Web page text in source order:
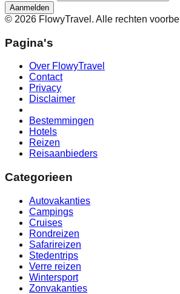
Aanmelden
© 2026 FlowyTravel. Alle rechten
Pagina's
Over FlowyTravel
Contact
Privacy
Disclaimer
Bestemmingen
Hotels
Reizen
Reisaanbieders
Categorieen
Autovakanties
Campings
Cruises
Rondreizen
Safarireizen
Stedentrips
Verre reizen
Wintersport
Zonvakanties